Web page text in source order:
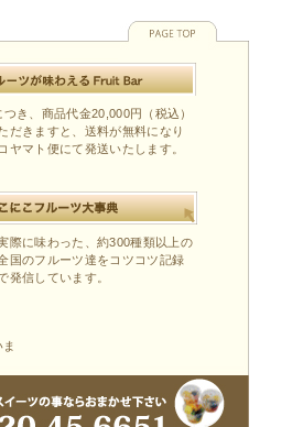
き、商品代金20,000円（税込）
だきますと、送料が無料になり
ヤマト便にて発送いたします。
際に味わった、約300種類以上の
国のフルーツ達をコツコツ記録
発信しています。